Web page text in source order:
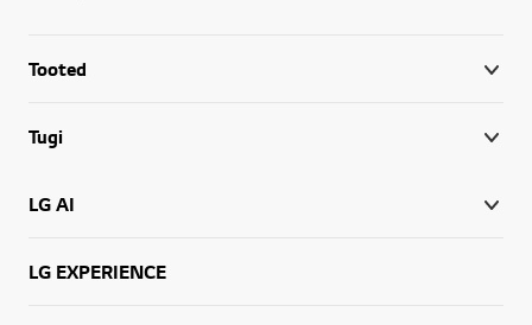
Tooted
Tugi
LG AI
LG EXPERIENCE